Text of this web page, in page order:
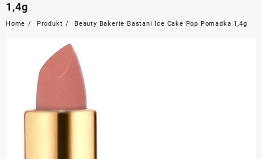
1,4g
Home Produkt Beauty Bakerie Bastani Ice Cake Pop Pomadka 1,4g